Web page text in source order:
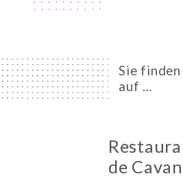
Sie finden
auf …
de